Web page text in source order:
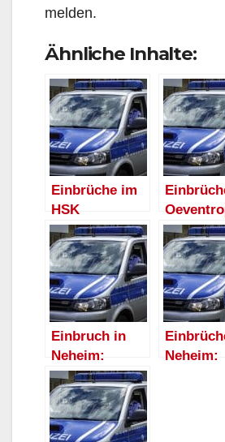
melden.
Ähnliche Inhalte:
Einbrüche im
HSK
Neheim:
Polizei
Zeugen
Einbruch in
Neheim:
Unbekannte
hebeln
Kellerfenster
auf – Polizei
Neheim: